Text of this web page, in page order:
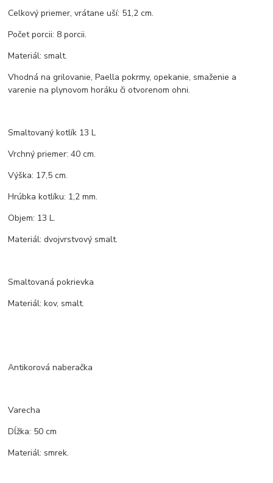
Celkový priemer, vrátane uší: 51,2 cm.
Počet porcii: 8 porcii.
Materiál: smalt.
Vhodná na grilovanie, Paella pokrmy, opekanie, smaženie a
varenie na plynovom horáku či otvorenom ohni.
Smaltovaný kotlík 13 L
Vrchný priemer: 40 cm.
Výška: 17,5 cm.
Hrúbka kotlíku: 1,2 mm.
Objem: 13 L.
Materiál: dvojvrstvový smalt.
Smaltovaná pokrievka
Materiál: kov, smalt.
Antikorová naberačka
Varecha
Dĺžka: 50 cm
Materiál: smrek.